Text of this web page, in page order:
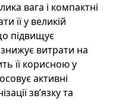
вага і компактні
її у великій
підвищує
витрати на
її корисною у
активні
звʼязку та